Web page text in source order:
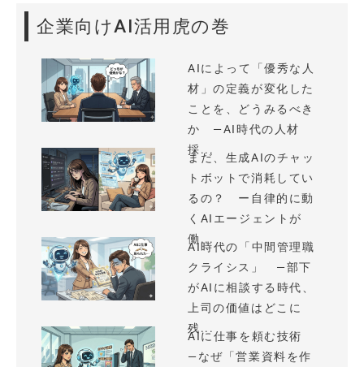
企業向けAI活用虎の巻
AIによって「優秀な人
材」の定義が変化した
ことを、どうみるべき
か —AI時代の人材
採...
まだ、生成AIのチャッ
トボットで消耗してい
るの？ ー自律的に動
くAIエージェントが
働...
AI時代の「中間管理職
クライシス」 —部下
がAIに相談する時代、
上司の価値はどこに
残...
AIに仕事を頼む技術
—なぜ「営業資料を作